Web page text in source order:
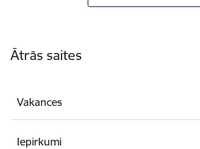
Ātrās saites
Vakances
Iepirkumi